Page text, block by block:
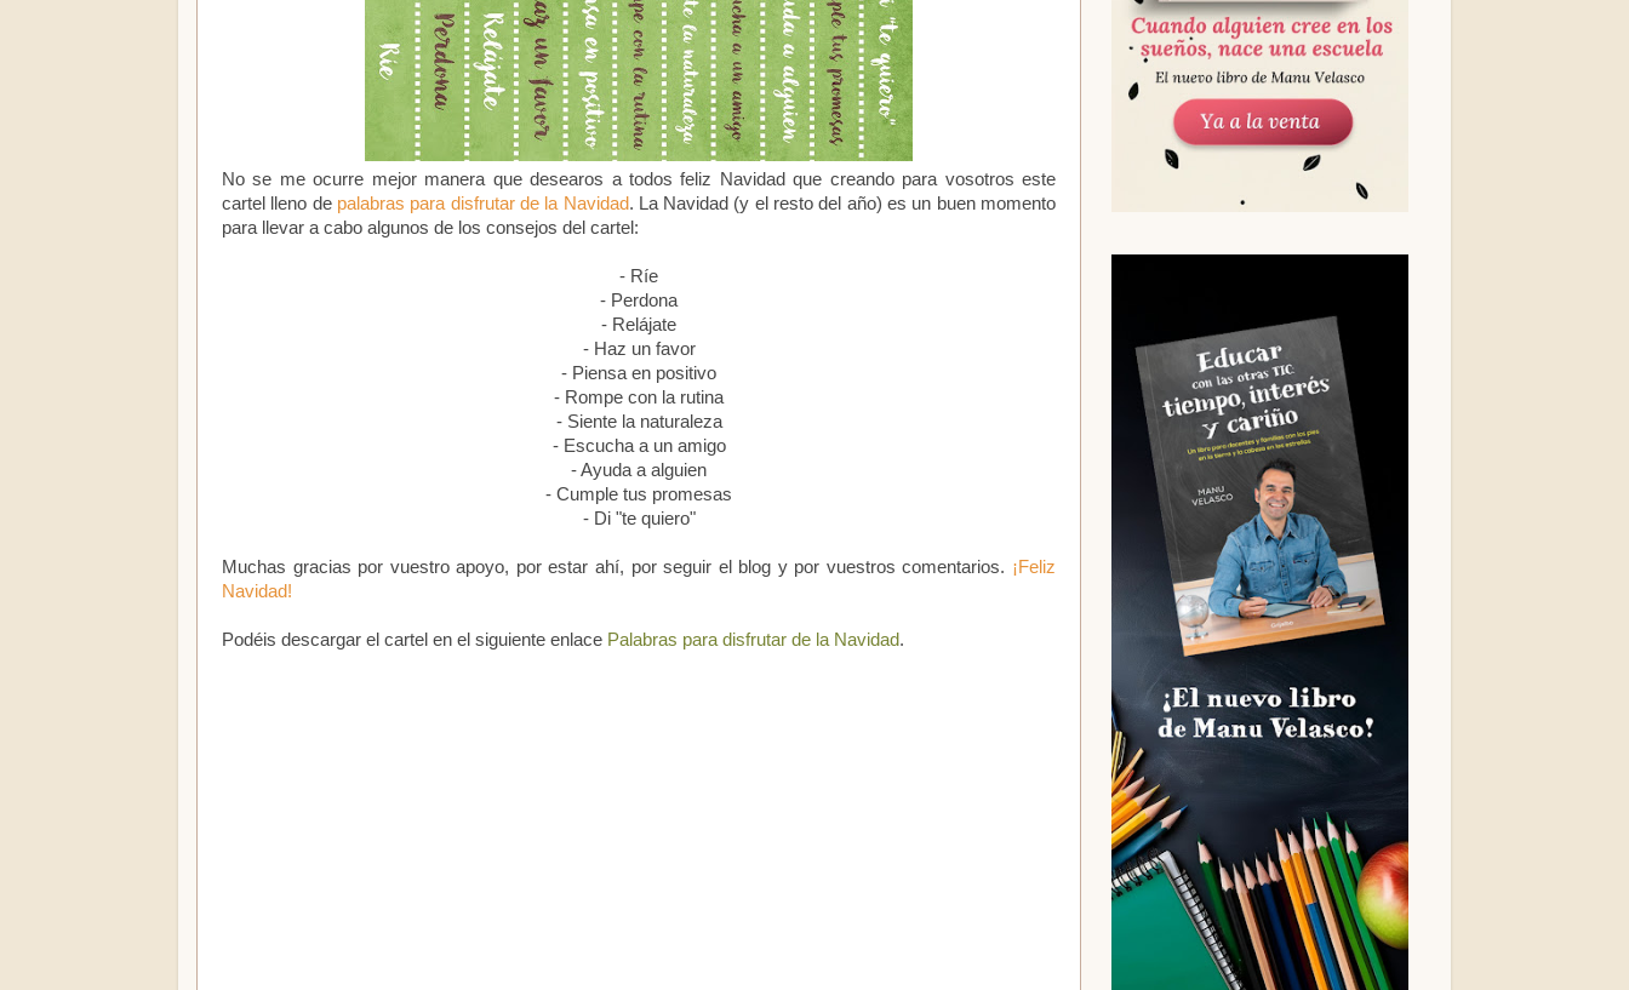
No se me ocurre mejor manera que desearos a todos feliz Navidad que creando para vosotros este
cartel lleno de palabras para disfrutar de la Navidad. La Navidad (y el resto del año) es un buen momento
para llevar a cabo algunos de los consejos del cartel:
- Ríe
- Perdona
- Relájate
- Haz un favor
- Piensa en positivo
- Rompe con la rutina
- Siente la naturaleza
- Escucha a un amigo
- Ayuda a alguien
- Cumple tus promesas
- Di "te quiero"
Muchas gracias por vuestro apoyo, por estar ahí, por seguir el blog y por vuestros comentarios. ¡Feliz
Navidad!
Podéis descargar el cartel en el siguiente enlace Palabras para disfrutar de la Navidad.